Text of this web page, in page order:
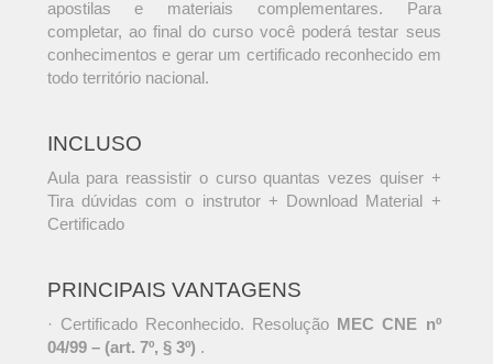
apostilas e materiais complementares. Para
completar, ao final do curso você poderá testar seus
conhecimentos e gerar um certificado reconhecido em
todo território nacional.
INCLUSO
Aula para reassistir o curso quantas vezes quiser +
Tira dúvidas com o instrutor + Download Material +
Certificado
PRINCIPAIS VANTAGENS
· Certificado Reconhecido. Resolução MEC CNE nº
04/99 – (art. 7º, § 3º) .